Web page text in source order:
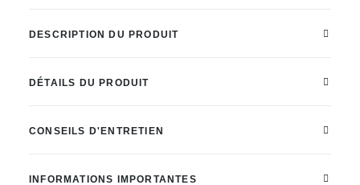
dur,
rainure
DESCRIPTION DU PRODUIT
DÉTAILS DU PRODUIT
CONSEILS D'ENTRETIEN
INFORMATIONS IMPORTANTES